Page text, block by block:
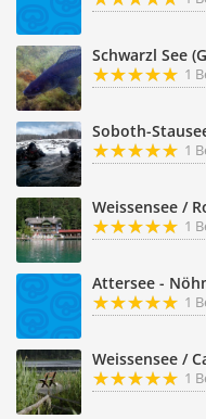
Schwarzl See
1
Soboth-
1
Weissensee /
1
Attersee -
1
Weissensee /
1